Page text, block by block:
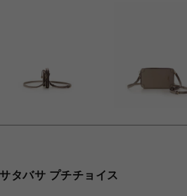
タバサ プチチョイス